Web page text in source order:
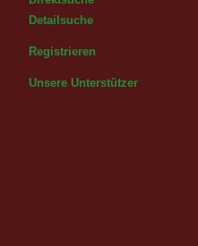
Detailsuche
Registrieren
Unsere Unterstützer